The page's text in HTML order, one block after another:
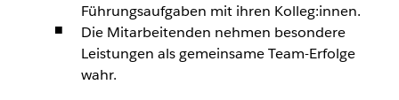
Führungsaufgaben mit ihren Kolleg:innen.
Die Mitarbeitenden nehmen besondere
Leistungen als gemeinsame Team-Erfolge
wahr.